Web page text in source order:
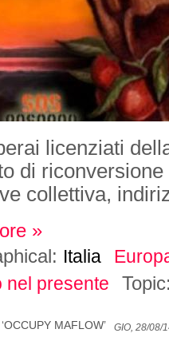
licenziati
di
collettiva,
»
Italia
nel presente
Topic:
MAFLOW’ GIO, 28/08/